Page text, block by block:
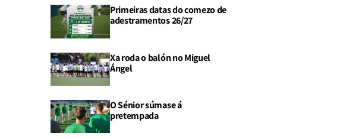
Primeiras datas do comezo de
adestramentos 26/27
Xa roda o balón no Miguel
Ángel
O Sénior súmase á
pretempada